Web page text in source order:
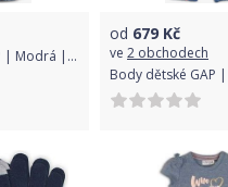
Overal dětský GAP | Modrá | Dívčí | 12-18 měsíců
od 679 Kč
ve 2 obchodech